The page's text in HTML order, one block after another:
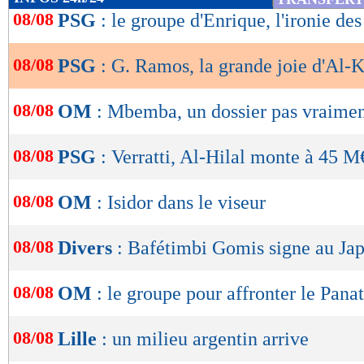
de
OK
08/08 PSG : le groupe d'Enrique, l'ironie
08/08 PSG : G. Ramos, la grande joie d'Al-
08/08 OM : Mbemba, un dossier pas
08/08 PSG : Verratti, Al-Hilal monte à 45
08/08 OM : Isidor dans le viseur
08/08 Divers : Bafétimbi Gomis signe au
08/08 OM : le groupe pour affronter le
08/08 Lille : un milieu argentin arrive